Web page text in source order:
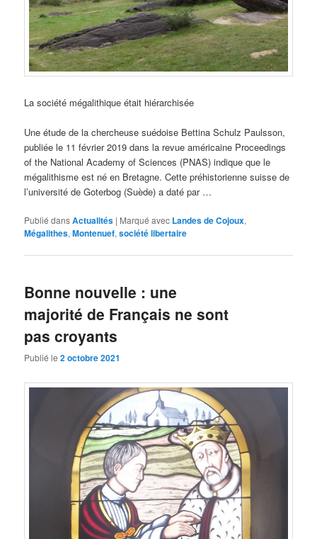
La société mégalithique était hiérarchisée
Une étude de la chercheuse suédoise Bettina Schulz Paulsson,
publiée le 11 février 2019 dans la revue américaine Proceedings
of the National Academy of Sciences (PNAS) indique que le
mégalithisme est né en Bretagne. Cette préhistorienne suisse de
l’université de Goterbog (Suède) a daté par …
Publié dansActualités | Marqué avec Landes de Cojoux,
Mégalithes,Montenuef,société libertaire
Bonne nouvelle : une
majorité de Français ne sont
pas croyants
Publié le2 octobre 2021